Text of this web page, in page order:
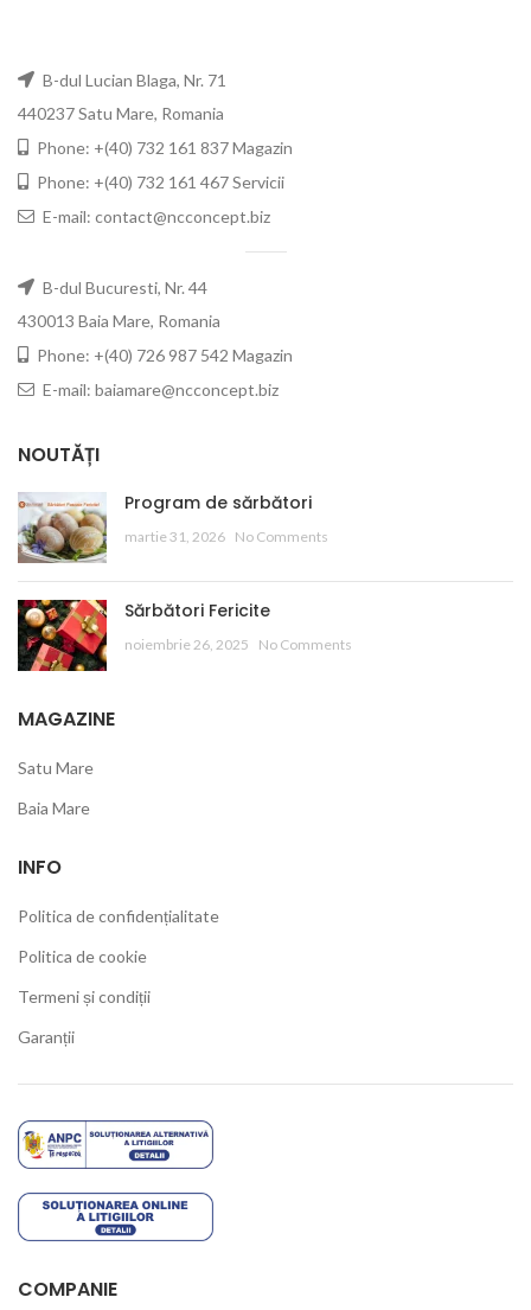
B-dul Lucian Blaga, Nr. 71
440237 Satu Mare, Romania
Phone: +(40) 732 161 837 Magazin
Phone: +(40) 732 161 467 Servicii
E-mail: contact@ncconcept.biz
B-dul Bucuresti, Nr. 44
430013 Baia Mare, Romania
Phone: +(40) 726 987 542 Magazin
E-mail: baiamare@ncconcept.biz
NOUTĂȚI
Program de sărbători
martie 31, 2026 No Comments
Sărbători Fericite
noiembrie 26, 2025 No Comments
MAGAZINE
Satu Mare
Baia Mare
INFO
Politica de confidențialitate
Politica de cookie
Termeni și condiții
Garanții
COMPANIE